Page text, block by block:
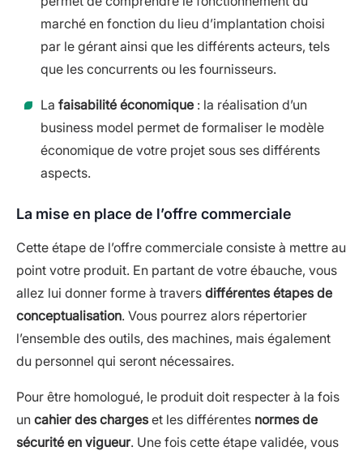
marché en fonction du lieu d’implantation choisi
par le gérant ainsi que les différents acteurs, tels
que les concurrents ou les fournisseurs.
La faisabilité économique : la réalisation d’un
business model permet de formaliser le modèle
économique de votre projet sous ses différents
aspects.
La mise en place de l’offre commerciale
Cette étape de l’offre commerciale consiste à mettre au
point votre produit. En partant de votre ébauche, vous
allez lui donner forme à travers différentes étapes de
conceptualisation. Vous pourrez alors répertorier
l’ensemble des outils, des machines, mais également
du personnel qui seront nécessaires.
Pour être homologué, le produit doit respecter à la fois
un cahier des chargeset les différentes normes de
sécurité en vigueur. Une fois cette étape validée, vous